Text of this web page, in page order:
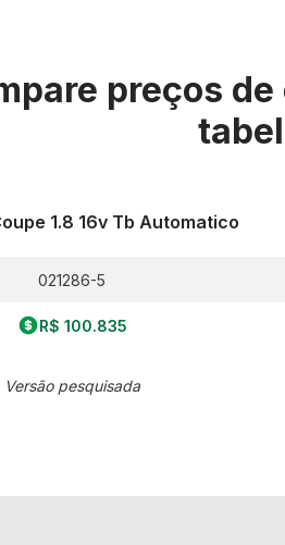
preços
1.8 16v Tb Automatico
021286-5
R$ 100.835
Versão pesquisada